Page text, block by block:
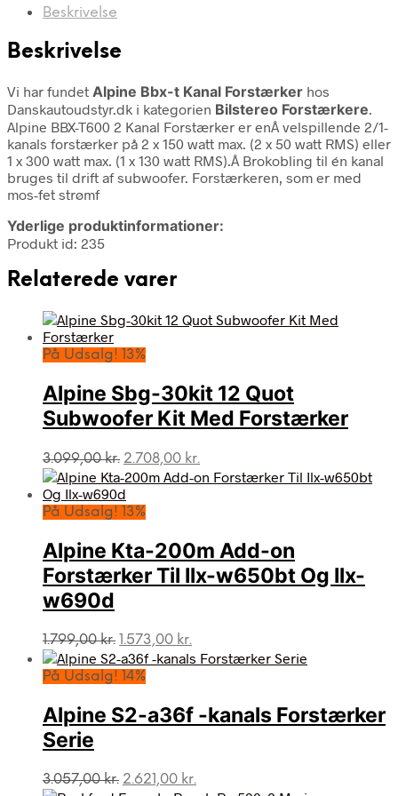
Beskrivelse
Beskrivelse
Vi har fundet Alpine Bbx-t Kanal Forstærker hos
Danskautoudstyr.dk i kategorien Bilstereo Forstærkere.
Alpine BBX-T600 2 Kanal Forstærker er enÂ velspillende 2/1-
kanals forstærker på 2 x 150 watt max. (2 x 50 watt RMS) eller
1 x 300 watt max. (1 x 130 watt RMS).Â Brokobling til én kanal
bruges til drift af subwoofer. Forstærkeren, som er med
mos-fet strømf
Yderlige produktinformationer:
Produkt id: 235
Relaterede varer
På Udsalg! 13%
Alpine Sbg-30kit 12 Quot
Subwoofer Kit Med Forstærker
3.099,00kr. Den
oprindelige
pris
var:
2.708,00 kr.
aktuelle
På Udsalg! 13%
Alpine Kta-200m Add-on
Forstærker Til Ilx-w650bt Og Ilx-
w690d
1.799,00kr. Den
oprindelige
pris
1.799,00 kr..
1.573,00 kr.
aktuelle
1.573,00 kr..
På Udsalg! 14%
Alpine S2-a36f -kanals Forstærker
Serie
3.057,00kr. Den
2.621,00 kr.